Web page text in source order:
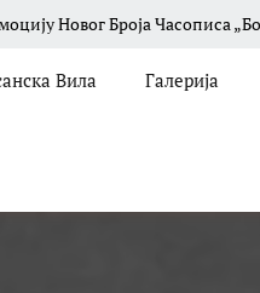
Часописа „Босанска Вила“
Вила Галерија